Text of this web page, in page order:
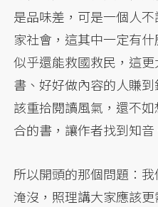
是品味差，可是一個人
家社會，這其中一定有
似乎還能救國救民，這
書、好好做內容的人賺
該重拾閱讀風氣，還不
合的書，讓作者找到知音
所以開頭的那個問題：
淹沒，照理講大家應該